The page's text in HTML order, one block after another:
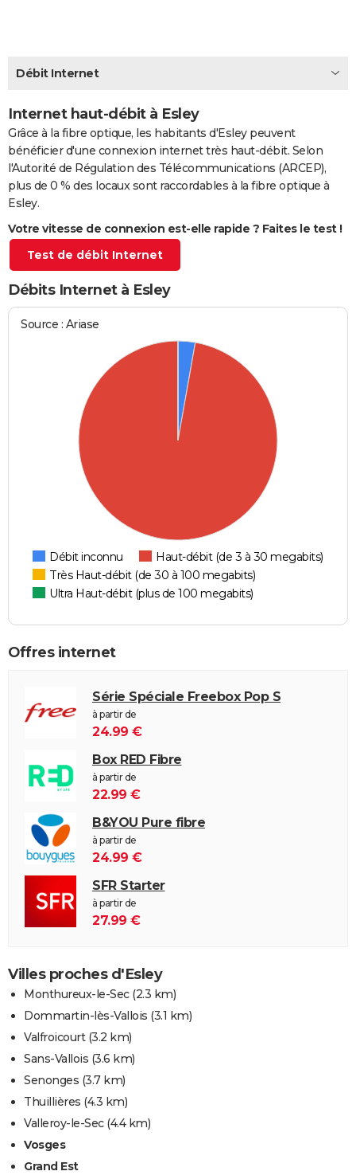
CARTE DE VOEUX
Carte de Noël
Carte Bonne année
Carte Saint-Valentin
Carte Pâques
Carte d'anniversaire
DICTIONNAIRE
PROGRAMME TV
COPAINS D'AVANT
S'inscrire
Se connecter
Lycées
Collèges
Primaires
Universités
Entreprises
Service militaire
Avis de recherche
Bricolage
Lifestyle
Culture
Sport
Auto
Television
Voyage
Cinema
Débit Internet
Internet haut-débit à Esley
Grâce à la fibre optique, les habitants d'Esley peuvent
bénéficier d'une connexion internet très haut-débit. Selon
l'Autorité de Régulation des Télécommunications (ARCEP),
plus de 0 % des locaux sont raccordables à la fibre optique à
Esley.
Votre vitesse de connexion est-elle rapide ? Faites le test !
Test de débit Internet
Débits Internet à Esley
Source : Ariase
Débit inconnu
Haut-débit (de 3 à 30 megabits)
Très Haut-débit (de 30 à 100 megabits)
Ultra Haut-débit (plus de 100 megabits)
Offres internet
Série Spéciale Freebox Pop S
à partir de
24.99 €
Box RED Fibre
à partir de
22.99 €
B&YOU Pure fibre
à partir de
24.99 €
SFR Starter
à partir de
27.99 €
Villes proches d'Esley
Monthureux-le-Sec(2.3 km)
Dommartin-lès-Vallois (3.1 km)
Valfroicourt(3.2 km)
Sans-Vallois (3.6 km)
Senonges (3.7 km)
Thuillières (4.3 km)
Valleroy-le-Sec(4.4 km)
Vosges
Grand Est